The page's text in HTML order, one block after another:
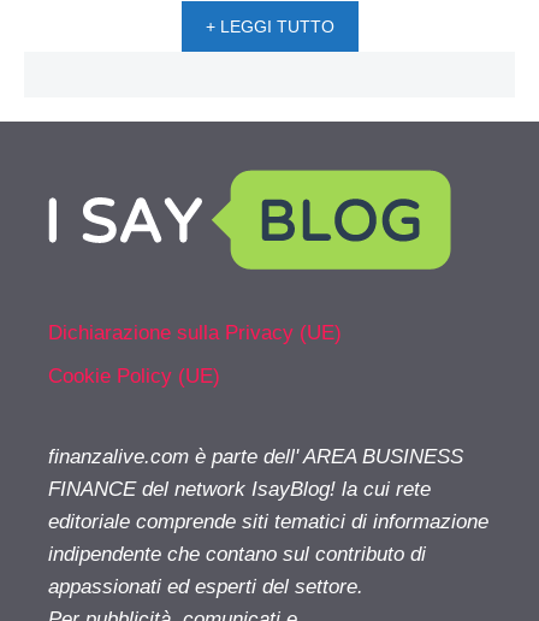
+ LEGGI TUTTO
Dichiarazione sulla Privacy (UE)
Cookie Policy (UE)
finanzalive.com è parte dell' AREA BUSINESS
FINANCE del network IsayBlog! la cui rete
editoriale comprende siti tematici di informazione
indipendente che contano sul contributo di
appassionati ed esperti del settore.